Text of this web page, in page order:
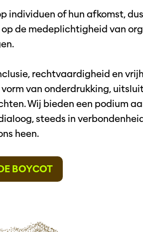
individuen of hun afkomst,
op de medeplichtigheid van
rechtvaardigheid en
van onderdrukking,
Wij bieden een podium
steeds in
heen.
BOYCOT